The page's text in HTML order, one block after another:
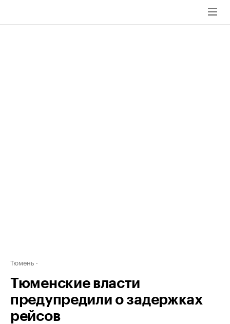
Тюмень
Тюменские власти
предупредили о задержках
рейсов